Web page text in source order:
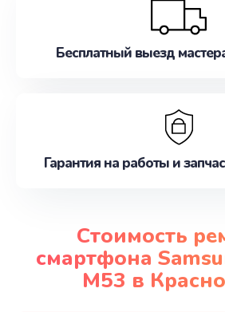
Бесплатный выезд
Гарантия на работы и
Стоимость
смартфона
M53 в